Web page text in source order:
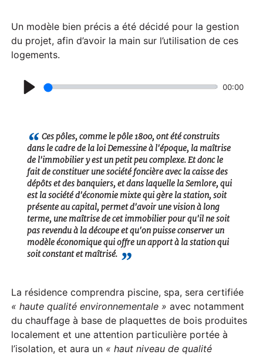
Un modèle bien précis a été décidé pour la gestion
du projet, afin d’avoir la main sur l’utilisation de ces
logements.
a
y
00:00
Ces pôles, comme le pôle 1800, ont été construits
dans le cadre de la loi Demessine à l'époque, la maîtrise
de l'immobilier y est un petit peu complexe. Et donc le
fait de constituer une société foncière avec la caisse des
dépôts et des banquiers, et dans laquelle la Semlore, qui
est la société d'économie mixte qui gère la station, soit
présente au capital, permet d'avoir une vision à long
terme, une maîtrise de cet immobilier pour qu'il ne soit
pas revendu à la découpe et qu'on puisse conserver un
modèle économique qui offre un apport à la station qui
soit constant et maîtrisé.
La résidence comprendra piscine, spa, sera certifiée
« haute qualité environnementale » avec notamment
du chauffage à base de plaquettes de bois produites
localement et une attention particulière portée à
l’isolation, et aura un « haut niveau de qualité